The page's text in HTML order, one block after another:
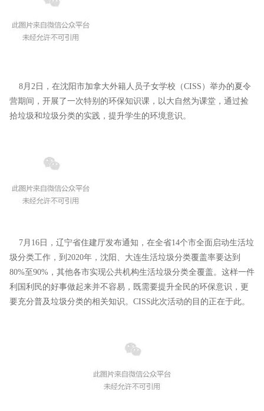
8月2日，在沈阳市加拿大外籍人员子女学校（CISS）举办的夏令
营期间，开展了一次特别的环保知识课，以大自然为课堂，通过捡
拾垃圾和垃圾分类的实践，提升学生的环境意识。
7月16日，辽宁省住建厅发布通知，在全省14个市全面启动生活垃
圾分类工作，到2020年，沈阳、大连生活垃圾分类覆盖率要达到
80%至90%，其他各市实现公共机构生活垃圾分类全覆盖。这样一件
利国利民的好事做起来并不容易，既需要提升全民的环保意识，更
要充分普及垃圾分类的相关知识。CISS此次活动的目的正在于此。